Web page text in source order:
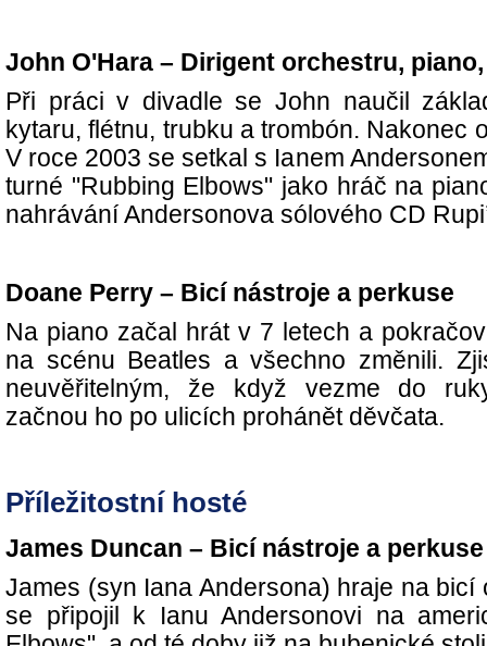
John O'Hara – Dirigent orchestru,
Při práci v divadle se John naučil
kytaru, flétnu, trubku a trombón. Nakonec
V roce 2003 se setkal s Ianem
turné "Rubbing Elbows" jako hráč na
nahrávání Andersonova sólového CD
Doane Perry – Bicí nástroje a perkuse
Na piano začal hrát v 7 letech a
na scénu Beatles a všechno změnili.
neuvěřitelným, že když vezme do
začnou ho po ulicích prohánět děvčata.
Příležitostní hosté
James Duncan – Bicí nástroje a perkuse
James (syn Iana Andersona) hraje na bicí
se připojil k Ianu Andersonovi na